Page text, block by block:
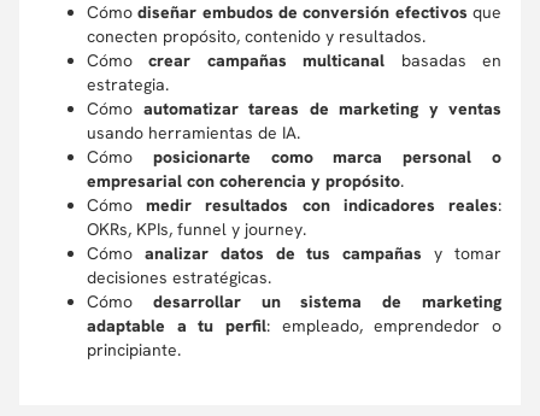
Cómodiseñar embudos de conversión efectivos que
conecten propósito, contenido y resultados.
Cómocrear campañas multicanal basadas en
estrategia.
Cómo automatizar tareas de marketing y ventas
usando herramientas de IA.
Cómo posicionarte como marca personal o
empresarial con coherencia y propósito.
Cómomedir resultados con indicadores reales:
OKRs, KPIs, funnel y journey.
Cómo analizar datos de tus campañas y tomar
decisiones estratégicas.
Cómo desarrollar un sistema de marketing
adaptable a tu perfil: empleado, emprendedor o
principiante.